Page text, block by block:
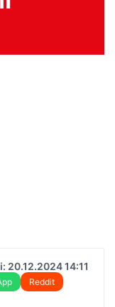
20.12.2024 14:11
Reddit